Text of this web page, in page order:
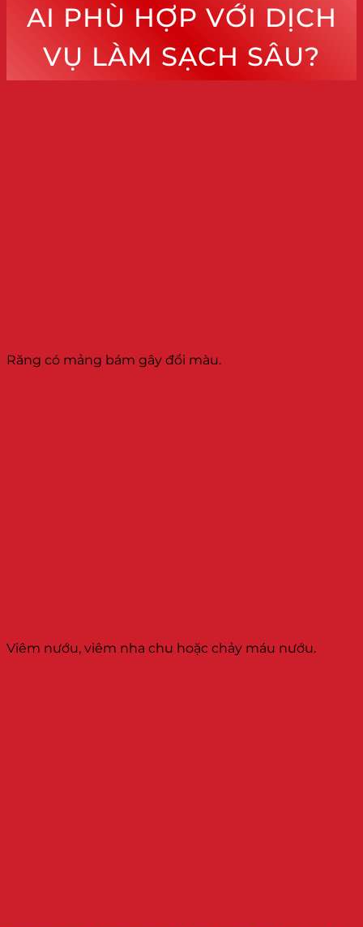
AI PHÙ HỢP VỚI DỊCH
VỤ LÀM SẠCH SÂU?
Răng có mảng bám gây đổi màu.
Viêm nướu, viêm nha chu hoặc chảy máu nướu.